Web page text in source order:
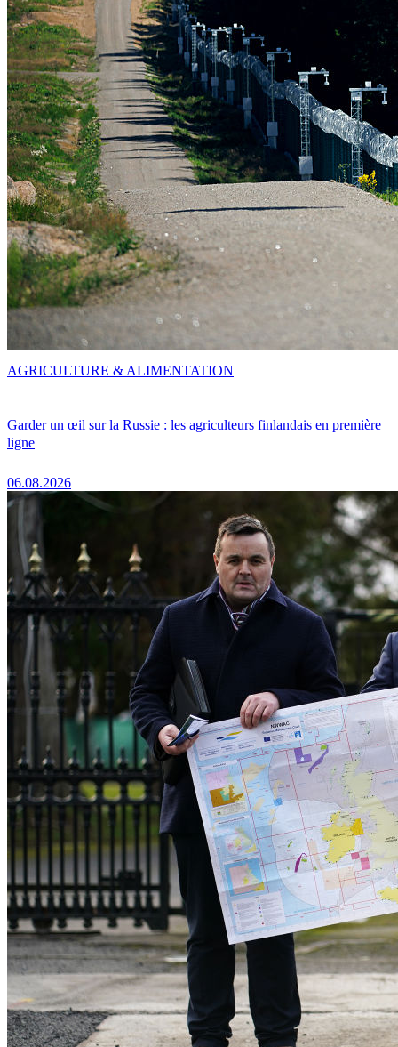
Garder un œil sur la Russie : les agriculteurs finlandais en première
ligne
06.08.2026
AGRICULTURE & ALIMENTATION